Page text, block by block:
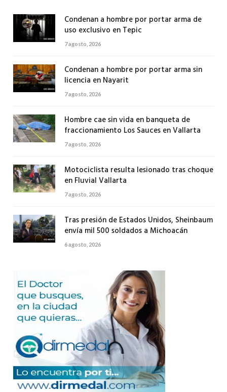
Condenan a hombre por portar arma de
uso exclusivo en Tepic
7 agosto, 2026
Condenan a hombre por portar arma sin
licencia en Nayarit
7 agosto, 2026
Hombre cae sin vida en banqueta de
fraccionamiento Los Sauces en Vallarta
7 agosto, 2026
Motociclista resulta lesionado tras choque
en Fluvial Vallarta
7 agosto, 2026
Tras presión de Estados Unidos, Sheinbaum
envía mil 500 soldados a Michoacán
6 agosto, 2026